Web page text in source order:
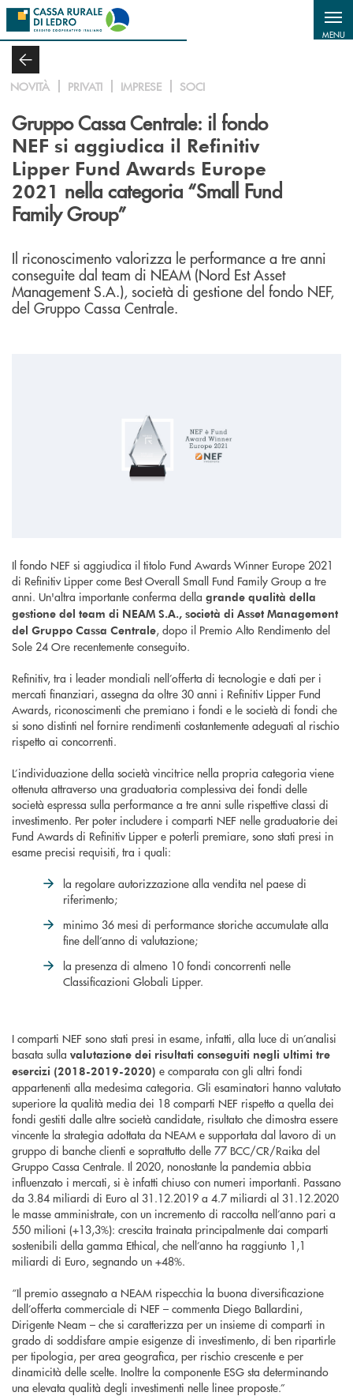
Salta al contenuto principale
MENU
NOVITÀ PRIVATI IMPRESE SOCI
Gruppo Cassa Centrale: il fondo
NEF si aggiudica il Refinitiv
Lipper Fund Awards Europe
2021 nella categoria “Small Fund
Family Group”
Il riconoscimento valorizza le performance a tre anni
conseguite dal team di NEAM (Nord Est Asset
Management S.A.), società di gestione del fondo NEF,
del Gruppo Cassa Centrale.
Il fondo NEF si aggiudica il titolo Fund Awards Winner Europe 2021
di Refinitiv Lipper come Best Overall Small Fund Family Group a tre
anni. Un'altra importante conferma della grande qualità della
gestione del team di NEAM S.A., società di Asset Management
del Gruppo Cassa Centrale, dopo il Premio Alto Rendimento del
Sole 24 Ore recentemente conseguito.
Refinitiv, tra i leader mondiali nell’offerta di tecnologie e dati per i
mercati finanziari, assegna da oltre 30 anni i Refinitiv Lipper Fund
Awards, riconoscimenti che premiano i fondi e le società di fondi che
si sono distinti nel fornire rendimenti costantemente adeguati al rischio
rispetto ai concorrenti.
L’individuazione della società vincitrice nella propria categoria viene
ottenuta attraverso una graduatoria complessiva dei fondi delle
società espressa sulla performance a tre anni sulle rispettive classi di
investimento. Per poter includere i comparti NEF nelle graduatorie dei
Fund Awards di Refinitiv Lipper e poterli premiare, sono stati presi in
esame precisi requisiti, tra i quali:
la regolare autorizzazione alla vendita nel paese di
riferimento;
minimo 36 mesi di performance storiche accumulate alla
fine dell’anno di valutazione;
la presenza di almeno 10 fondi concorrenti nelle
Classificazioni Globali Lipper.
I comparti NEF sono stati presi in esame, infatti, alla luce di un’analisi
basata sulla valutazione dei risultati conseguiti negli ultimi tre
esercizi (2018-2019-2020) e comparata con gli altri fondi
appartenenti alla medesima categoria. Gli esaminatori hanno valutato
superiore la qualità media dei 18 comparti NEF rispetto a quella dei
fondi gestiti dalle altre società candidate, risultato che dimostra essere
vincente la strategia adottata da NEAM e supportata dal lavoro di un
gruppo di banche clienti e soprattutto delle 77 BCC/CR/Raika del
Gruppo Cassa Centrale. Il 2020, nonostante la pandemia abbia
influenzato i mercati, si è infatti chiuso con numeri importanti. Passano
da 3.84 miliardi di Euro al 31.12.2019 a 4.7 miliardi al 31.12.2020
le masse amministrate, con un incremento di raccolta nell’anno pari a
550 milioni (+13,3%): crescita trainata principalmente dai comparti
sostenibili della gamma Ethical, che nell’anno ha raggiunto 1,1
miliardi di Euro, segnando un +48%.
“Il premio assegnato a NEAM rispecchia la buona diversificazione
dell’offerta commerciale di NEF – commenta Diego Ballardini,
Dirigente Neam – che si caratterizza per un insieme di comparti in
grado di soddisfare ampie esigenze di investimento, di ben ripartirle
per tipologia, per area geografica, per rischio crescente e per
dinamicità delle scelte. Inoltre la componente ESG sta determinando
una elevata qualità degli investimenti nelle linee proposte.”